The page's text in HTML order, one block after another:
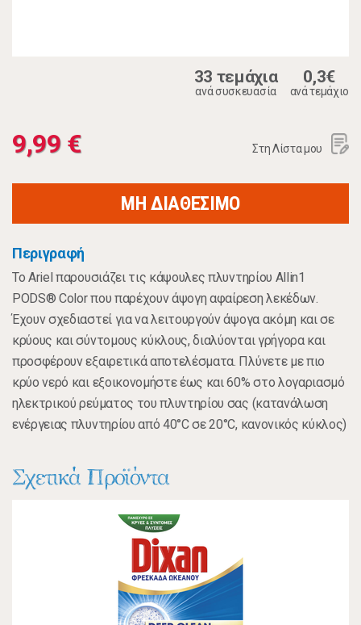
33 τεμάχια
ανά συσκευασία
0,3€
ανά τεμάχιο
9,99 € Στη Λίστα μου
ΜΗ ΔΙΑΘΕΣΙΜΟ
Περιγραφή
Το Ariel παρουσιάζει τις κάψουλες πλυντηρίου Allin1
PODS® Color που παρέχουν άψογη αφαίρεση λεκέδων.
Έχουν σχεδιαστεί για να λειτουργούν άψογα ακόμη και σε
κρύους και σύντομους κύκλους, διαλύονται γρήγορα και
προσφέρουν εξαιρετικά αποτελέσματα. Πλύνετε με πιο
κρύο νερό και εξοικονομήστε έως και 60% στο λογαριασμό
ηλεκτρικού ρεύματος του πλυντηρίου σας (κατανάλωση
ενέργειας πλυντηρίου από 40°C σε 20°C, κανονικός κύκλος)
Σχετικά Προϊόντα